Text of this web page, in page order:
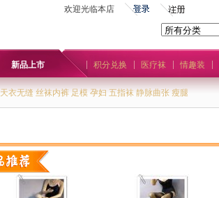
欢迎光临本店
新品上市 积分兑换 医疗袜 情趣装
天衣无缝 丝袜内裤 足模 孕妇 五指袜 静脉曲张 瘦腿